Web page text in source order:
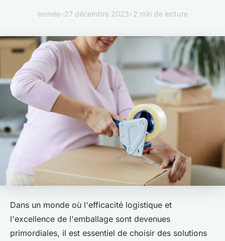
esmée•27 décembre 2023•2 min de lecture
Dans un monde où l'efficacité logistique et
l'excellence de l'emballage sont devenues
primordiales, il est essentiel de choisir des solutions